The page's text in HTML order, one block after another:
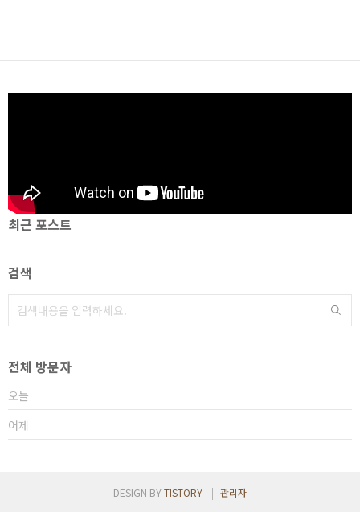
최근 포스트
검색
전체 방문자
오늘
어제
DESIGN BYTISTORY 관리자